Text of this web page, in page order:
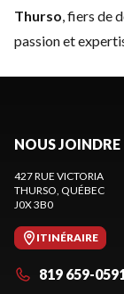
Thurso, fiers de
passion et
NOUS JOINDRE
427 RUE VICTORIA
THURSO, QUÉBEC
J0X 3B0
ITINÉRAIRE
819 659-